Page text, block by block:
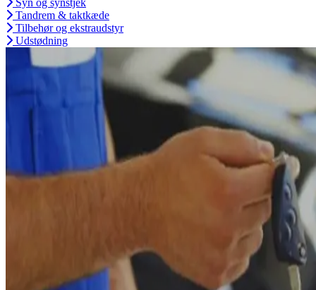
Tandrem & taktkæde
Tilbehør og ekstraudstyr
Udstødning